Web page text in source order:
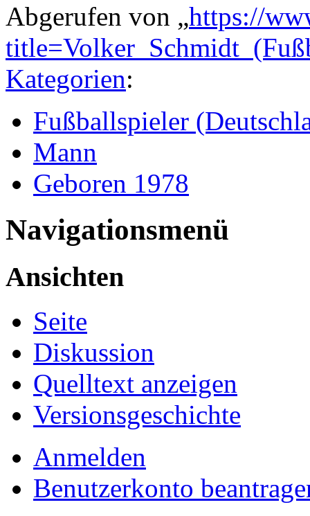
Abgerufen von „https://
Kategorien:
Fußballspieler
Mann
Geboren 1978
Navigationsmenü
Ansichten
Seite
Diskussion
Quelltext anzeigen
Versionsgeschichte
Anmelden
Benutzerkonto